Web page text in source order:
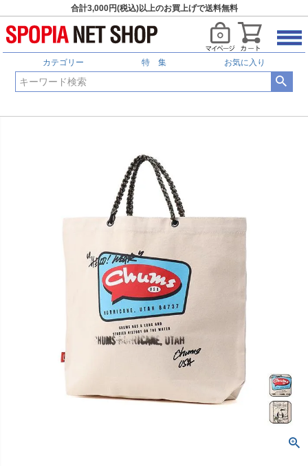
合計3,000円(税込)以上のお買上げで送料無料
カテゴリー 特 集 お気に入り